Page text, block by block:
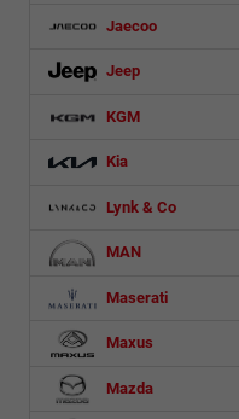
Jaecoo
Jeep
KGM
Kia
Lynk & Co
MAN
Maserati
Maxus
Mazda